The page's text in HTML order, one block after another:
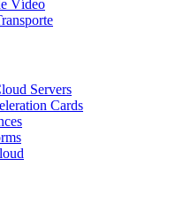
Vídeo
Servers
Cards